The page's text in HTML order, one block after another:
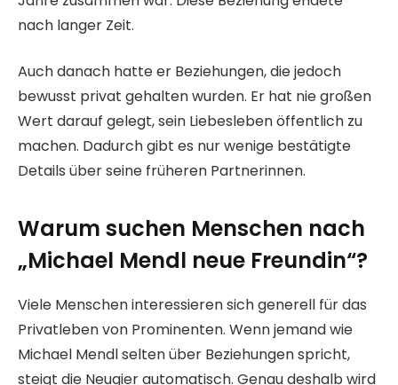
nach langer Zeit.
Auch danach hatte er Beziehungen, die jedoch
bewusst privat gehalten wurden. Er hat nie großen
Wert darauf gelegt, sein Liebesleben öffentlich zu
machen. Dadurch gibt es nur wenige bestätigte
Details über seine früheren Partnerinnen.
Warum suchen Menschen nach
„Michael Mendl neue Freundin“?
Viele Menschen interessieren sich generell für das
Privatleben von Prominenten. Wenn jemand wie
Michael Mendl selten über Beziehungen spricht,
steigt die Neugier automatisch. Genau deshalb wird